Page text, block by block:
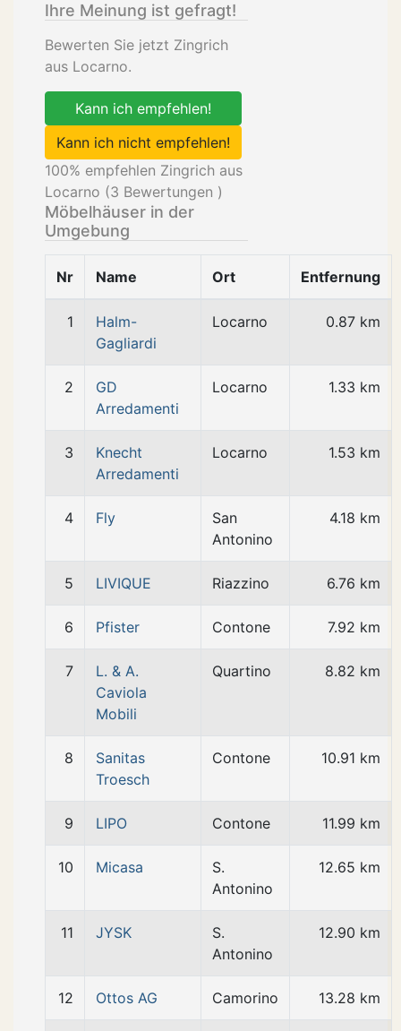
Ihre Meinung ist gefragt!
Bewerten Sie jetzt Zingrich
aus Locarno.
Kann ich empfehlen!
Kann ich nicht empfehlen!
100% empfehlen Zingrich aus
Locarno (3 Bewertungen )
Möbelhäuser in der
Umgebung
Nr Name Ort Entfernung
1
Halm-
Gagliardi
Locarno 0.87 km
2
GD
Arredamenti
Locarno 1.33 km
3
Knecht
Arredamenti
Locarno 1.53 km
4 Fly
San
Antonino
4.18 km
5 LIVIQUE Riazzino 6.76 km
6 Pfister Contone 7.92 km
7
L. & A.
Caviola
Mobili
Quartino 8.82 km
8
Sanitas
Troesch
Contone 10.91 km
9 LIPO Contone 11.99 km
10 Micasa
S.
Antonino
12.65 km
11 JYSK
S.
Antonino
12.90 km
12 Ottos AG Camorino 13.28 km